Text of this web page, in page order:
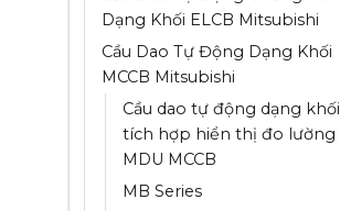
Dạng Khối ELCB Mitsubishi
Cầu Dao Tự Động Dạng Khối
MCCB Mitsubishi
Cầu dao tự động dạng khối
tích hợp hiển thị đo lường
MDU MCCB
MB Series